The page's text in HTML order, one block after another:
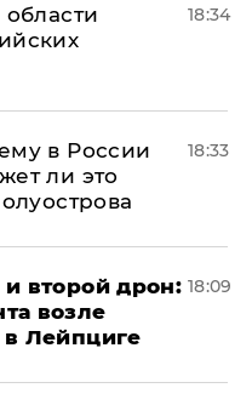
18:34
в России
ли это
18:33
второй дрон:
возле
в Лейпциге
18:09